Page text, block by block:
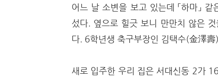
어느 날 소변을 보고 있는데 「하마」
섰다. 옆으로 힐긋 보니 만만치 않은
다. 6학년생 축구부장인 김택수(金澤
새로 입주한 우리 집은 서대신동 2가